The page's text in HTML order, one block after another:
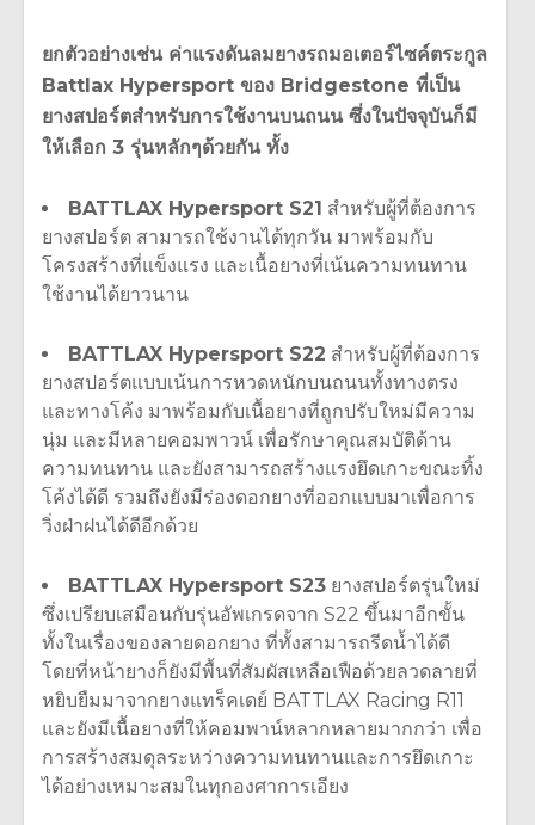
ยกตัวอย่างเช่น ค่าแรงดันลมยางรถมอเตอร์ไซค์ตระกูล
Battlax Hypersport ของ Bridgestone ที่เป็น
ยางสปอร์ตสำหรับการใช้งานบนถนน ซึ่งในปัจจุบันก็มี
ให้เลือก 3 รุ่นหลักๆด้วยกัน ทั้ง
BATTLAX Hypersport S21 สำหรับผู้ที่ต้องการ
ยางสปอร์ต สามารถใช้งานได้ทุกวัน มาพร้อมกับ
โครงสร้างที่แข็งแรง และเนื้อยางที่เน้นความทนทาน
ใช้งานได้ยาวนาน
BATTLAX Hypersport S22 สำหรับผู้ที่ต้องการ
ยางสปอร์ตแบบเน้นการหวดหนักบนถนนทั้งทางตรง
และทางโค้ง มาพร้อมกับเนื้อยางที่ถูกปรับใหม่มีความ
นุ่ม และมีหลายคอมพาวน์ เพื่อรักษาคุณสมบัติด้าน
ความทนทาน และยังสามารถสร้างแรงยึดเกาะขณะทิ้ง
โค้งได้ดี รวมถึงยังมีร่องดอกยางที่ออกแบบมาเพื่อการ
วิ่งฝ่าฝนได้ดีอีกด้วย
BATTLAX Hypersport S23 ยางสปอร์ตรุ่นใหม่
ซึ่งเปรียบเสมือนกับรุ่นอัพเกรดจาก S22 ขึ้นมาอีกขั้น
ทั้งในเรื่องของลายดอกยาง ที่ทั้งสามารถรีดน้ำได้ดี
โดยที่หน้ายางก็ยังมีพื้นที่สัมผัสเหลือเฟือด้วยลวดลายที่
หยิบยืมมาจากยางแทร็คเดย์ BATTLAX Racing R11
และยังมีเนื้อยางที่ให้คอมพาน์หลากหลายมากกว่า เพื่อ
การสร้างสมดุลระหว่างความทนทานและการยึดเกาะ
ได้อย่างเหมาะสมในทุกองศาการเอียง